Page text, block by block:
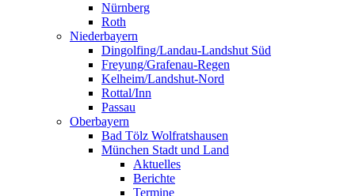
Nürnberg
Roth
Niederbayern
Dingolfing/Landau-Landshut Süd
Freyung/Grafenau-Regen
Kelheim/Landshut-Nord
Rottal/Inn
Passau
Oberbayern
Bad Tölz Wolfratshausen
München Stadt und Land
Aktuelles
Berichte
Termine